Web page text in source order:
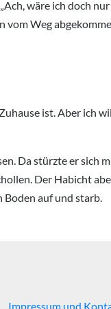
wäre ich doch
Weg
ist. Aber ich
Da stürzte er sich
Der Habicht
Boden auf und starb.
Impressum und